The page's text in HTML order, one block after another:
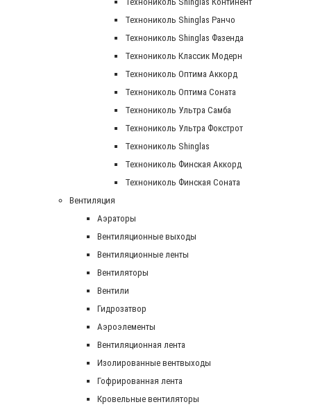
Технониколь Shinglas Ранчо
Технониколь Shinglas Фазенда
Технониколь Классик Модерн
Технониколь Оптима Аккорд
Технониколь Оптима Соната
Технониколь Ультра Самба
Технониколь Ультра Фокстрот
Технониколь Shinglas
Технониколь Финская Аккорд
Технониколь Финская Соната
Вентиляция
Аэраторы
Вентиляционные выходы
Вентиляционные ленты
Вентиляторы
Вентили
Гидрозатвор
Аэроэлементы
Вентиляционная лента
Изолированные вентвыходы
Гофрированная лента
Кровельные вентиляторы